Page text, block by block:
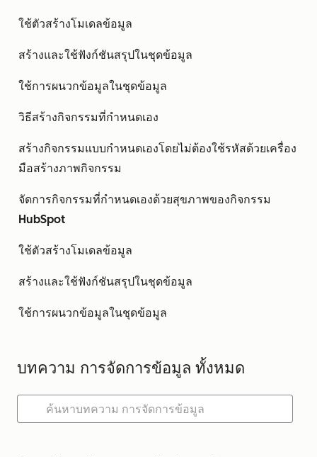
ใช้ตัวสร้างโมเดลข้อมูล
สร้างและใช้ฟังก์ชันสรุปในชุดข้อมูล
ใช้การผนวกข้อมูลในชุดข้อมูล
วิธีสร้างกิจกรรมที่กำหนดเอง
สร้างกิจกรรมแบบกำหนดเองโดยไม่ต้องใช้รหัสด้วยเครื่อง
มือสร้างภาพกิจกรรม
จัดการกิจกรรมที่กำหนดเองด้วยสุขภาพของกิจกรรม
HubSpot
ใช้ตัวสร้างโมเดลข้อมูล
สร้างและใช้ฟังก์ชันสรุปในชุดข้อมูล
ใช้การผนวกข้อมูลในชุดข้อมูล
บทความ การจัดการข้อมูล ทั้งหมด